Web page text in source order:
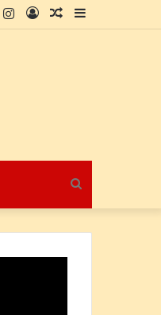
Sidebar
Random
Log
Instagram
for